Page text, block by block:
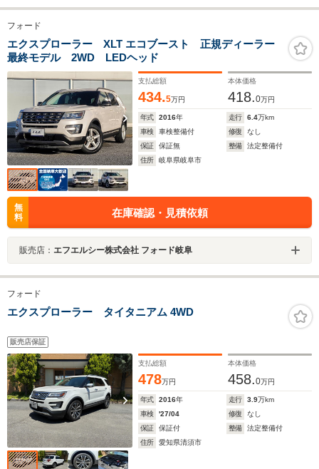
フォード
エクスプローラー XLT エコブースト 正規ディーラー
最終モデル 2WD LEDヘッド
支払総額
434.5万円
本体価格
418.0万円
年式 2016年 走行 6.4万km
車検
車検整備付 修復
なし
保証
保証無 整備
法定整備付
住所
岐阜県岐阜市
無
料
在庫確認・見積依頼
販売店： エフエルシー株式会社 フォード岐阜
フォード
エクスプローラー タイタニアム 4WD
販売店保証
支払総額
478万円
本体価格
458.0万円
年式 2016年 走行 3.9万km
車検
'27/04 修復
なし
保証
保証付 整備
法定整備付
住所
愛知県清須市